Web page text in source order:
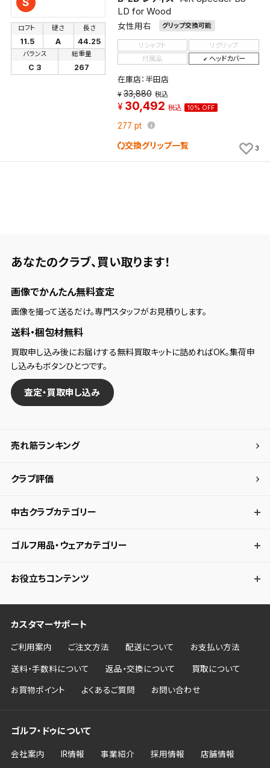
LD for Wood
女性用右 グリップ交換可能
ロフト
11.5
硬さ
A
長さ
44.25
バランス
C 3
総重量
267
リシャフト
リグリップ
付属品
ヘッドカバー
在庫店：半田店
33,880 税込
30,492 税込 10% OFF
277 pt
交換グリップ一覧 3
あなたのクラブ、 買い取ります！
画像でかんたん無料査定
画像を撮って送るだけ。専門スタッフがお見積りします。
送料・梱包材無料
買取申し込み後にお届けする無料買取キットに詰めればOK。集荷申
し込みもボタンひとつです。
査定・買取申し込み
売れ筋ランキング
クラブ評価
中古クラブカテゴリー
ゴルフ用品・ウェアカテゴリー
お役立ちコンテンツ
カスタマーサポート
ご利用案内 ご注文方法 配送について お支払い方法
送料・手数料について 返品・交換について 買取について
お買物ポイント よくあるご質問 お問い合わせ
ゴルフ・ドゥについて
会社案内 IR情報 事業紹介 採用情報 店舗情報